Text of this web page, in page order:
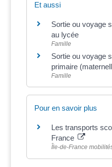
Et aussi
Sortie ou voyage
au lycée
Famille
Sortie ou voyage
primaire
Famille
Pour en savoir plus
Les transports
France
Île-de-France